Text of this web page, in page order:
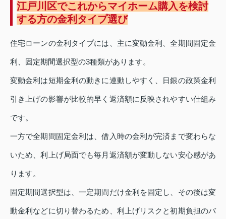
江戸川区でこれからマイホーム購入を検討
する方の金利タイプ選び
住宅ローンの金利タイプには、主に変動金利、全期間固定金
利、固定期間選択型の3種類があります。
変動金利は短期金利の動きに連動しやすく、日銀の政策金利
引き上げの影響が比較的早く返済額に反映されやすい仕組み
です。
一方で全期間固定金利は、借入時の金利が完済まで変わらな
いため、利上げ局面でも毎月返済額が変動しない安心感があ
ります。
固定期間選択型は、一定期間だけ金利を固定し、その後は変
動金利などに切り替わるため、利上げリスクと初期負担のバ